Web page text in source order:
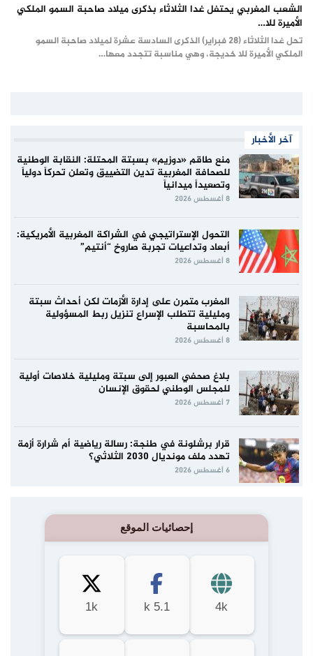
الشعب المغربي يحتفل غدا الثلاثاء بذكرى ميلاد صاحبة السمو الملكي
الأميرة للا…
تحل غدا الثلاثاء (28 فبراير) الذكرى السادسة عشرة لميلاد صاحبة السمو
الملكي الأميرة للا خديجة، وهي مناسبة تتجدد معها…
آخر الأخبار
منع طاقم «دوزيم» بسبتة المحتلة: النقابة الوطنية
للصحافة المغربية تدين التضييق وتعلن تحركاً دولياً
وتصعيداً ميدانياً
8 أغسطس 2026
التحول الإستراتيجي في الشراكة المغربية الأمريكية:
أبعاد وتداعيات تجربة صاروخ “أنتيم”
8 أغسطس 2026
المغرب متمرن على إدارة الأزمات لكن أحداث سبتة
ومليلية تتطلب الإسراع تنزيل ربط المسؤولية
بالمحاسبة
8 أغسطس 2026
بلاغ صحفي العبور إلى سبتة ومليلية خلاصات أولية
للمجلس الوطني لحقوق الإنسان
7 أغسطس 2026
قرار برشلونة في طنجة: رسالة رياضية أم شرارة أزمة
تهدد ملف مونديال 2030 الثلاثي؟
6 أغسطس 2026
إحصائيات الموقع
4k
5.1 k
1k